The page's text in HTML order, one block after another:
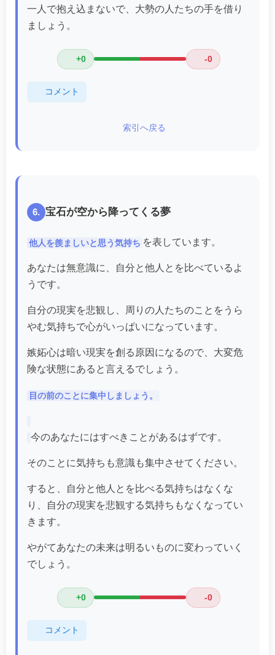
一人で抱え込まないで、大勢の人たちの手を借り
ましょう。
+0 -0
コメント
索引へ戻る
6. 宝石が空から降ってくる夢
他人を羨ましいと思う気持ち を表しています。
あなたは無意識に、自分と他人とを比べているよ
うです。
自分の現実を悲観し、周りの人たちのことをうら
やむ気持ちで心がいっぱいになっています。
嫉妬心は暗い現実を創る原因になるので、大変危
険な状態にあると言えるでしょう。
目の前のことに集中しましょう。
今のあなたにはすべきことがあるはずです。
そのことに気持ちも意識も集中させてください。
すると、自分と他人とを比べる気持ちはなくな
り、自分の現実を悲観する気持ちもなくなってい
きます。
やがてあなたの未来は明るいものに変わっていく
でしょう。
+0 -0
コメント